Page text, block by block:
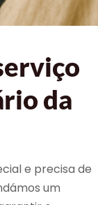
da
e precisa de
um